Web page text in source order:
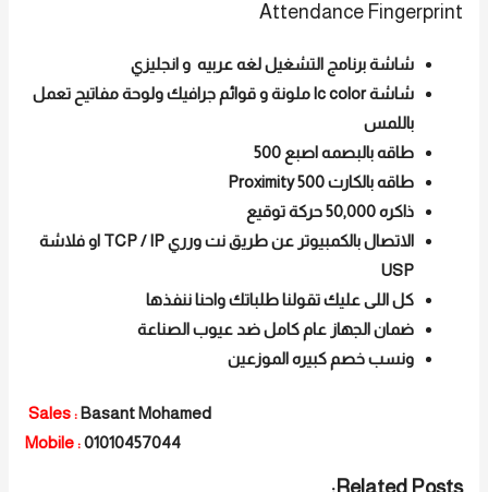
Attendance Fingerprint
شاشة برنامج التشغيل لغه عربيه و انجليزي
شاشة lc color ملونة و قوائم جرافيك ولوحة مفاتيح تعمل
باللمس
طاقه بالبصمه اصبع 500
طاقه بالكارت 500 Proximity
ذاكره 50,000 حركة توقيع
الاتصال بالكمبيوتر عن طريق نت ورري TCP / IP او فلاشة
USP
كل اللى عليك تقولنا طلباتك واحنا ننفذها
ضمان الجهاز عام كامل ضد عيوب الصناعة
ونسب خصم كبيره الموزعين
Sales : Basant Mohamed
Mobile :01010457044
Related Posts: